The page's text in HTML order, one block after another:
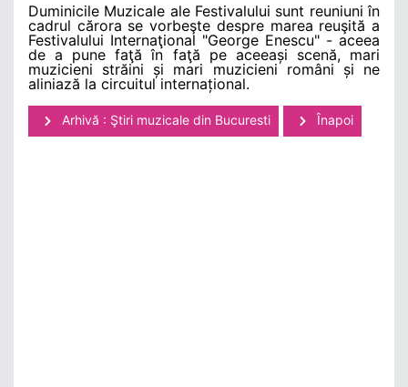
Duminicile Muzicale ale Festivalului sunt reuniuni în
cadrul cărora se vorbeşte despre marea reuşită a
Festivalului Internaţional "George Enescu" - aceea
de a pune faţă în faţă pe aceeași scenă, mari
muzicieni străini și mari muzicieni români și ne
aliniază la circuitul internațional.
Arhivă : Ştiri muzicale din Bucuresti Înapoi